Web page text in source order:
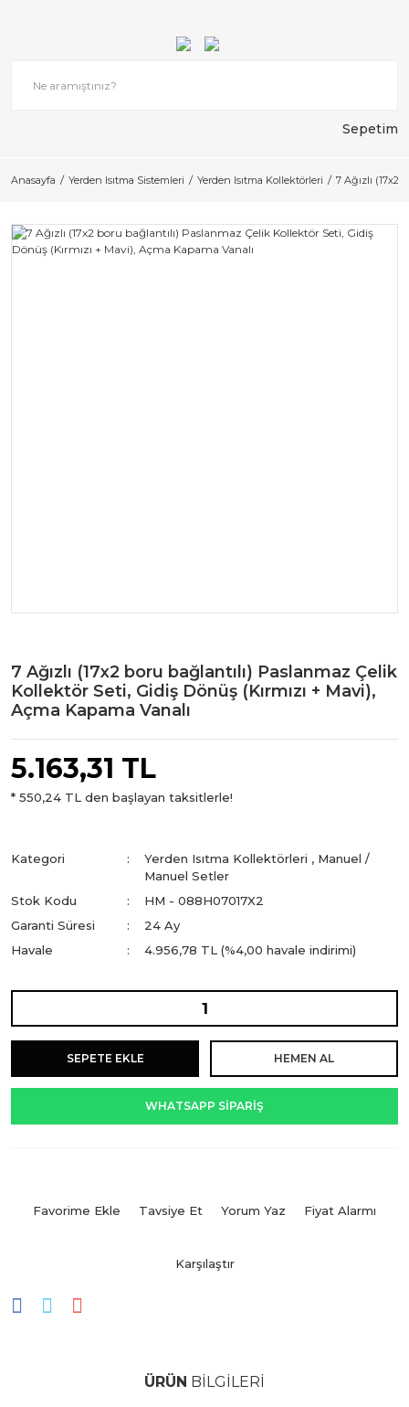
Sepetim
Anasayfa Yerden Isıtma Sistemleri Yerden Isıtma Kollektörleri 7 Ağızlı (17x2
7 Ağızlı (17x2 boru bağlantılı) Paslanmaz Çelik
Kollektör Seti, Gidiş Dönüş (Kırmızı + Mavi),
Açma Kapama Vanalı
5.163,31 TL
* 550,24 TL den başlayan taksitlerle!
Kategori Yerden Isıtma Kollektörleri , Manuel /
Manuel Setler
Stok Kodu
HM - 088H07017X2
Garanti Süresi
24 Ay
Havale
4.956,78 TL (%4,00 havale indirimi)
SEPETE EKLE HEMEN AL
WHATSAPP SİPARİŞ
Tavsiye Et Yorum Yaz Fiyat Alarmı
Karşılaştır
ÜRÜN BİLGİLERİ